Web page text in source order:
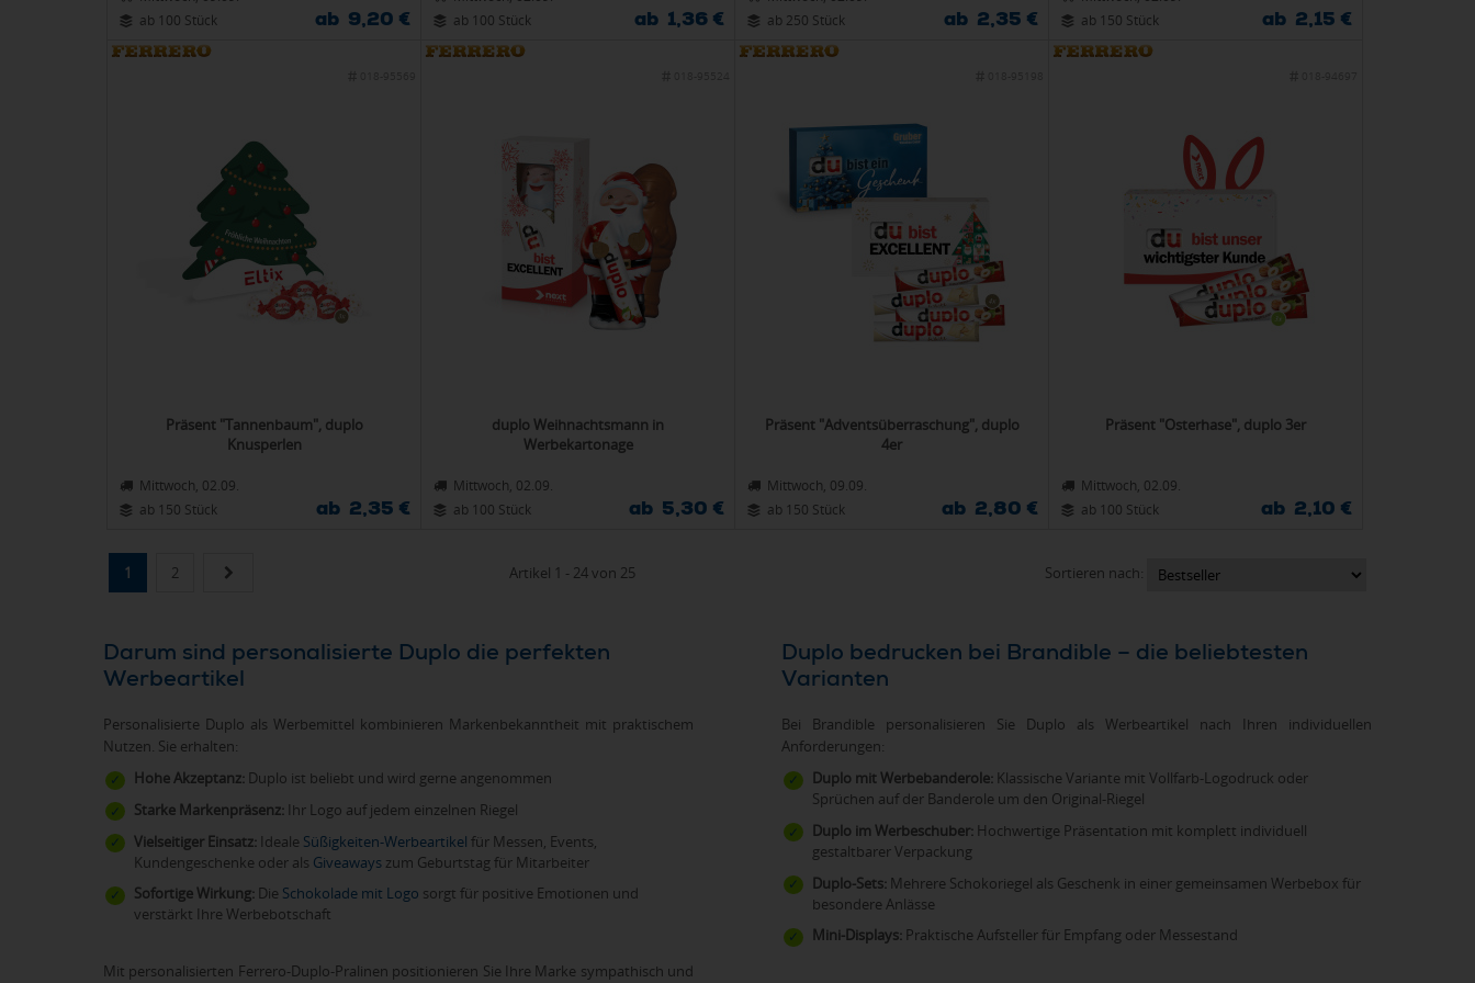
ab 100 Stück
ab 9,20 €
ab 100 Stück
ab 1,36 €
ab 250 Stück
ab 2,35 €
ab 150 Stück
ab 2,15 €
Präsent "Tannenbaum", duplo
Knusperlen
Mittwoch, 02.09.
ab 150 Stück
ab 2,35 €
duplo Weihnachtsmann in
Werbekartonage
Mittwoch, 02.09.
ab 100 Stück
ab 5,30 €
Präsent "Adventsüberraschung", duplo
4er
Mittwoch, 09.09.
ab 150 Stück
ab 2,80 €
Präsent "Osterhase", duplo 3er
Mittwoch, 02.09.
ab 100 Stück
ab 2,10 €
1 2 Artikel 1 - 24 von 25 Sortieren nach:
Darum sind personalisierte Duplo die perfekten
Werbeartikel
Personalisierte Duplo als Werbemittel kombinieren Markenbekanntheit mit praktischem
Nutzen. Sie erhalten:
Hohe Akzeptanz: Duplo ist beliebt und wird gerne angenommen
Starke Markenpräsenz: Ihr Logo auf jedem einzelnen Riegel
Vielseitiger Einsatz: Ideale Süßigkeiten-Werbeartikel für Messen, Events,
Kundengeschenke oder als Giveaways zum Geburtstag für Mitarbeiter
Sofortige Wirkung: Die Schokolade mit Logo sorgt für positive Emotionen und
verstärkt Ihre Werbebotschaft
Mit personalisierten Ferrero-Duplo-Pralinen positionieren Sie Ihre Marke sympathisch und
Duplo bedrucken bei Brandible – die beliebtesten
Varianten
Bei Brandible personalisieren Sie Duplo als Werbeartikel nach Ihren individuellen
Anforderungen:
Duplo mit Werbebanderole: Klassische Variante mit Vollfarb-Logodruck oder
Sprüchen auf der Banderole um den Original-Riegel
Duplo im Werbeschuber: Hochwertige Präsentation mit komplett individuell
gestaltbarer Verpackung
Duplo-Sets: Mehrere Schokoriegel als Geschenk in einer gemeinsamen Werbebox für
besondere Anlässe
Mini-Displays: Praktische Aufsteller für Empfang oder Messestand